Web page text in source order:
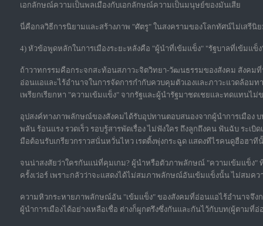
เอกลักษณ์ความเป็นพลเมืองกับเอกลักษณ์ความเป็นมนุษย์ของมันเสีย
นี่คือกลวิธีการนิยามและสร้างภาพ "ศัตรู" ในสงครามของโลกทัศน์ไม่เสรีนิ
4) หัวข้อพูดหลักในการเมืองระยะหลังคือ "ผู้นำที่เข้มแข็ง" "รัฐบาลที่เข้มแข็
ถ้าวาทกรรมคือกระจกสะท้อนสภาวะจิตวิทยา-วัฒนธรรมของสังคม สังคม
อ่อนแอและไร้อำนาจในการจัดการกำกับควบคุมตัวเองและภาวะแวดล้อมท
เพรียกเรียกหา "ความเข้มแข็ง" จากรัฐและผู้นำรัฐมาชดเชยและทดแทนไม่
อุปสงค์ทางภาพลักษณ์ของสังคมได้รับอุปทานตอบสนองจากผู้นำการเมือง บ
พลัน ร้อนแรง รวดเร็ว รอบรู้สารพัดเรื่อง ไม่ฟังใคร ถึงลูกถึงคน ฟันฉับ ระเบิ
มือต้อนรับเกรียวกราวสนั่นหวั่นไหว เรตติ้งพุ่งกระฉูด แสดงทีไรคนดูฮือฮา
จนน่าสงสัยว่าใครกันแน่ที่คุมเกม? ผู้นำหรือตัวภาพลักษณ์ "ความเข้มแข็ง"
ครั้งเว่อร์ เพราะกลัวว่าจะแสดงได้ไม่สมภาพลักษณ์อันเข้มแข็งนั้น ไม่สม
ความหิวกระหายภาพลักษณ์อัน "เข้มแข็ง" ของสังคมที่อ่อนแอไร้อำนาจจึ
ผู้นำการเมืองได้อย่างเหลือเชื่อ ต่างก็ผูกตรึงซึ่งกันและกันไว้กับบท(ผู้ตามที่